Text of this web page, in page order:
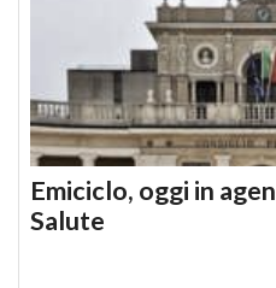
Emiciclo, oggi in
Salute